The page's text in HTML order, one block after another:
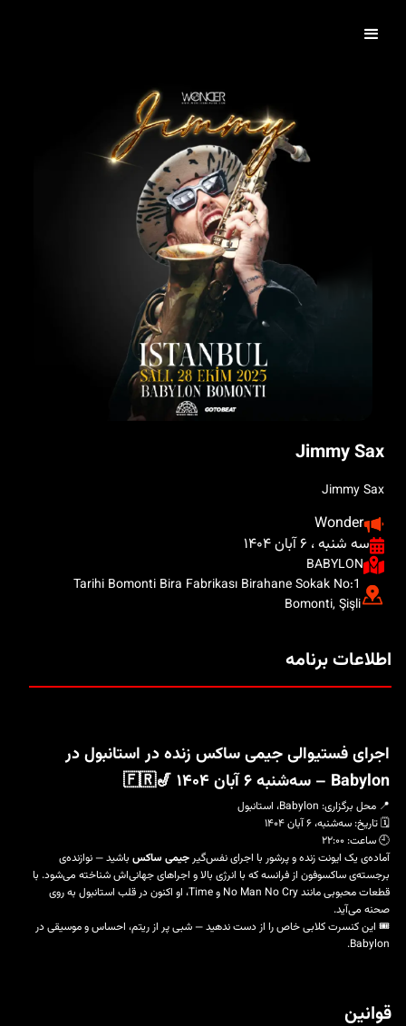
Jimmy Sax
Jimmy Sax
Wonder
سه شنبه ، ۶ آبان ۱۴۰۴
BABYLON
Tarihi Bomonti Bira Fabrikası Birahane Sokak No:1
Bomonti, Şişli
اطلاعات برنامه
اجرای فستیوالی جیمی ساکس زنده در استانبول در
Babylon – سه‌شنبه ۶ آبان ۱۴۰۴ 🎷🇫🇷
📍 محل برگزاری: Babylon، استانبول
🗓️ تاریخ: سه‌شنبه، ۶ آبان ۱۴۰۴
🕘 ساعت: ۲۲:۰۰
آماده‌ی یک ایونت زنده و پرشور با اجرای نفس‌گیر جیمی ساکس باشید — نوازنده‌ی
برجسته‌ی ساکسوفون از فرانسه که با انرژی بالا و اجراهای جهانی‌اش شناخته می‌شود. با
قطعات محبوبی مانندNo Man No Cry وTime، او اکنون در قلب استانبول به روی
صحنه می‌آید.
🎟️ اینکنسرتکلابی خاص را از دست ندهید — شبی پر از ریتم، احساس و موسیقی در
Babylon.
قوانین